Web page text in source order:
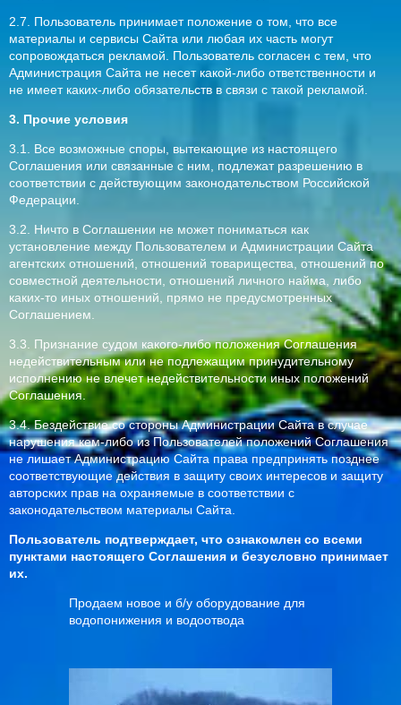
2.7. Пользователь принимает положение о том, что все
материалы и сервисы Сайта или любая их часть могут
сопровождаться рекламой. Пользователь согласен с тем, что
Администрация Сайта не несет какой-либо ответственности и
не имеет каких-либо обязательств в связи с такой рекламой.
3. Прочие условия
3.1. Все возможные споры, вытекающие из настоящего
Соглашения или связанные с ним, подлежат разрешению в
соответствии с действующим законодательством Российской
Федерации.
3.2. Ничто в Соглашении не может пониматься как
установление между Пользователем и Администрации Сайта
агентских отношений, отношений товарищества, отношений по
совместной деятельности, отношений личного найма, либо
каких-то иных отношений, прямо не предусмотренных
Соглашением.
3.3. Признание судом какого-либо положения Соглашения
недействительным или не подлежащим принудительному
исполнению не влечет недействительности иных положений
Соглашения.
3.4. Бездействие со стороны Администрации Сайта в случае
нарушения кем-либо из Пользователей положений Соглашения
не лишает Администрацию Сайта права предпринять позднее
соответствующие действия в защиту своих интересов и защиту
авторских прав на охраняемые в соответствии с
законодательством материалы Сайта.
Пользователь подтверждает, что ознакомлен со всеми
пунктами настоящего Соглашения и безусловно принимает
их.
Продаем новое и б/у оборудование для
водопонижения и водоотвода